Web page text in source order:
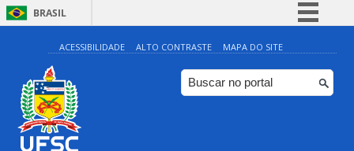
BRASIL
Simplifique!
Comunica BR
Participe
ACESSIBILIDADE ALTO CONTRASTE MAPA DO SITE